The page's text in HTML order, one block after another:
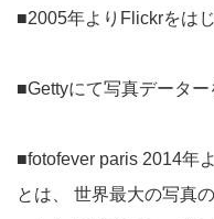
■2005年よりFlickrをは
■Gettyにて写真データー
■fotofever paris 2014年
とは、 世界最大の写真